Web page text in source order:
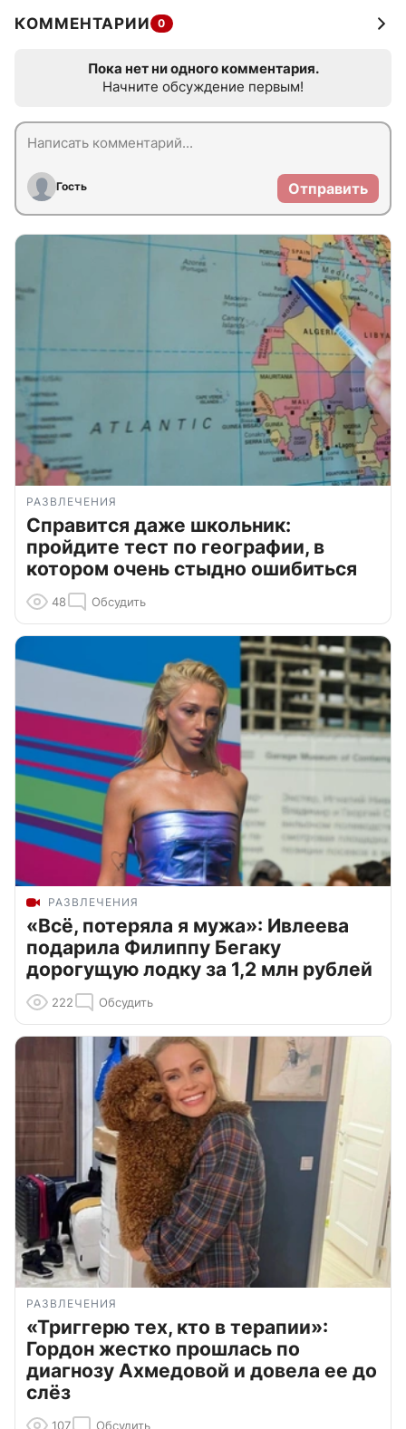
КОММЕНТАРИИ 0
Пока нет ни одного комментария.
Начните обсуждение первым!
Гость Отправить
РАЗВЛЕЧЕНИЯ
Справится даже школьник:
пройдите тест по географии, в
котором очень стыдно ошибиться
48 Обсудить
РАЗВЛЕЧЕНИЯ
«Всё, потеряла я мужа»: Ивлеева
подарила Филиппу Бегаку
дорогущую лодку за 1,2 млн рублей
222 Обсудить
РАЗВЛЕЧЕНИЯ
«Триггерю тех, кто в терапии»:
Гордон жестко прошлась по
диагнозу Ахмедовой и довела ее до
слёз
107 Обсудить